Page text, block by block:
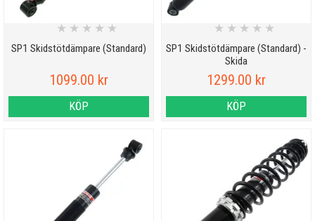
SP1 Skidstötdämpare (Standard)
★ ★ ★ ★ ★
1099.00 kr
KÖP
SP1 Skidstötdämpare (Standard) -
Skida
★ ★ ★ ★ ★
1299.00 kr
KÖP